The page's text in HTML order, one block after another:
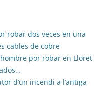
robar dos veces en una
cables de cobre
por robar en Lloret
d’un incendi a l’antiga